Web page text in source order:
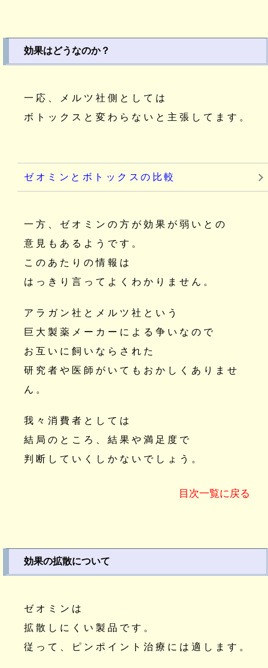
効果はどうなのか？
一応、メルツ社側としては
ボトックスと変わらないと主張してます。
ゼオミンとボトックスの比較
一方、ゼオミンの方が効果が弱いとの
意見もあるようです。
このあたりの情報は
はっきり言ってよくわかりません。
アラガン社とメルツ社という
巨大製薬メーカーによる争いなので
お互いに飼いならされた
研究者や医師がいてもおかしくありませ
ん。
我々消費者としては
結局のところ、結果や満足度で
判断していくしかないでしょう。
目次一覧に戻る
効果の拡散について
ゼオミンは
拡散しにくい製品です。
従って、ピンポイント治療には適します。